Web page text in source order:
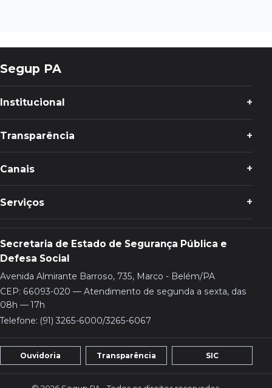
Segup PA
Institucional
Transparência
Canais
Serviços
Secretaria de Estado de Segurança Pública e
Defesa Social
Avenida Almirante Barroso, 735, Marco - Belém/PA
CEP: 66093-020 — Atendimento de segunda a sexta, das
08h — 17h
Telefone: (91) 3265-6000/3265-6067
Ouvidoria Transparência SIC